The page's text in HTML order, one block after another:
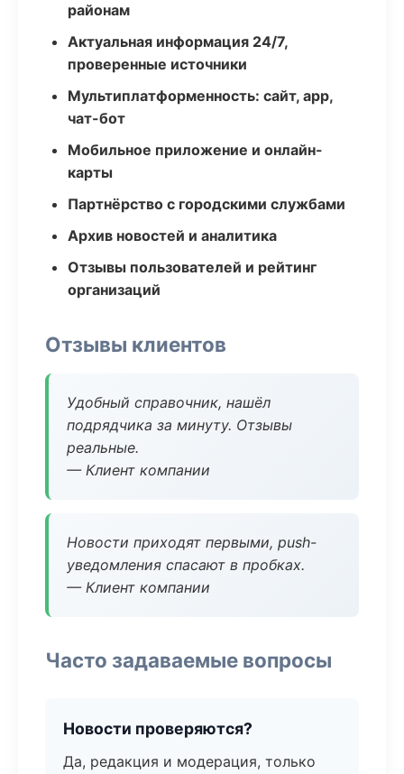
районам
Актуальная информация 24/7,
проверенные источники
Мультиплатформенность: сайт, app,
чат-бот
Мобильное приложение и онлайн-
карты
Партнёрство с городскими службами
Архив новостей и аналитика
Отзывы пользователей и рейтинг
организаций
Отзывы клиентов
Удобный справочник, нашёл
подрядчика за минуту. Отзывы
реальные.
— Клиент компании
Новости приходят первыми, push-
уведомления спасают в пробках.
— Клиент компании
Часто задаваемые вопросы
Новости проверяются?
Да, редакция и модерация, только